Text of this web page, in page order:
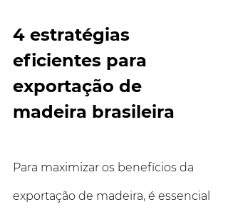
4 estratégias
eficientes para
exportação de
madeira brasileira
Para maximizar os benefícios da
exportação de madeira, é essencial